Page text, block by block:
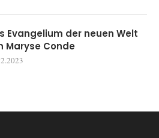
Evangelium der neuen Welt
Maryse Conde